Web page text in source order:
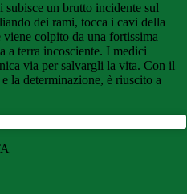
subisce un brutto incidente sul
dei rami, tocca i cavi della
colpito da una fortissima
a terra incosciente. I medici
via per salvargli la vita. Con il
la determinazione, è riuscito a